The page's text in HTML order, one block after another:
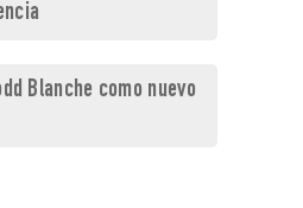
Blanche como nuevo